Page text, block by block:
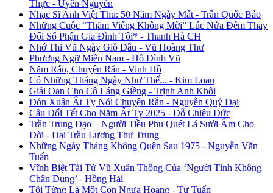
Thực - Uyên Nguyên
Nhạc Sĩ Anh Việt Thu: 50 Năm Ngày Mất - Trần Quốc Bảo
Những Cuộc “Thăm Viếng Không Mời” Lúc Nửa Đêm Thay
Đổi Số Phận Gia Đình Tôi* - Thanh Hà CH
Nhớ Thi Vũ Ngày Giỗ Đầu - Vũ Hoàng Thư
Phương Ngữ Miền Nam - Hồ Đình Vũ
Năm Rắn, Chuyện Rắn - Vinh Hồ
Có Những Tháng Ngày Như Thế... - Kim Loan
Giải Oan Cho Cô Láng Giềng - Trịnh Anh Khôi
Đón Xuân Ất Tỵ Nói Chuyện Rắn - Nguyễn Quý Đại
Câu Đối Tết Cho Năm Ất Tỵ 2025 - Đỗ Chiêu Đức
Trần Trung Đạo – Người Tiều Phu Quét Lá Sưởi Ấm Cho
Đời - Hai Trầu Lương Thư Trung
Những Ngày Tháng Không Quên Sau 1975 - Nguyễn Văn
Tuấn
Vĩnh Biệt Tài Tử Vũ Xuân Thông Của ‘Người Tình Không
Chân Dung’ - Hồng Hải
Tôi Từng Là Một Con Ngựa Hoang - Tư Tuấn